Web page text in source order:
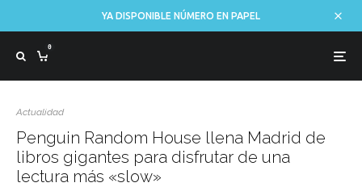
YA DISPONIBLE NÚMERO EN PAPEL
0
Actualidad
Penguin Random House llena Madrid de
libros gigantes para disfrutar de una
lectura más «slow»